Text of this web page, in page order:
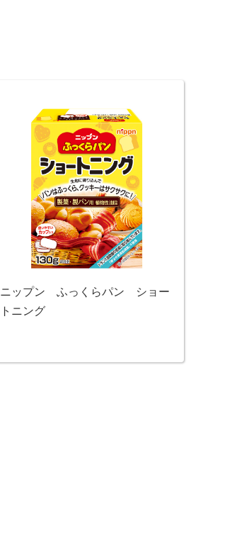
ニップン ふっくらパン ショー
トニング